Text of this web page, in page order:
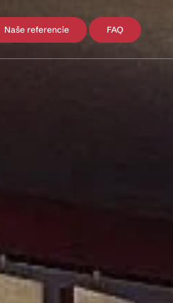
Naše referencie FAQ